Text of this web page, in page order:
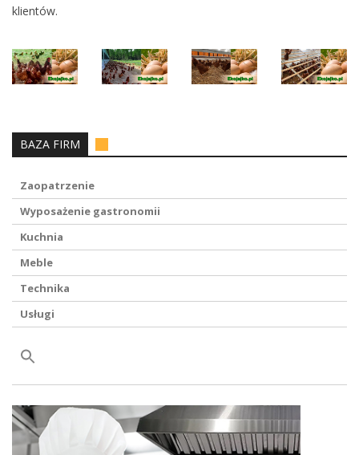
klientów.
BAZA FIRM
Zaopatrzenie
Wyposażenie gastronomii
Kuchnia
Meble
Technika
Usługi